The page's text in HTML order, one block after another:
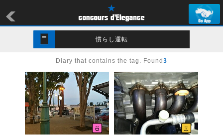
慣らし運転
Diary that contains the tag. Found 3